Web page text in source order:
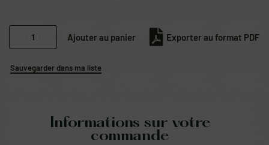
Exporter au format PDF
Ajouter au panier
Sauvegarder dans ma liste
Informations sur votre
commande